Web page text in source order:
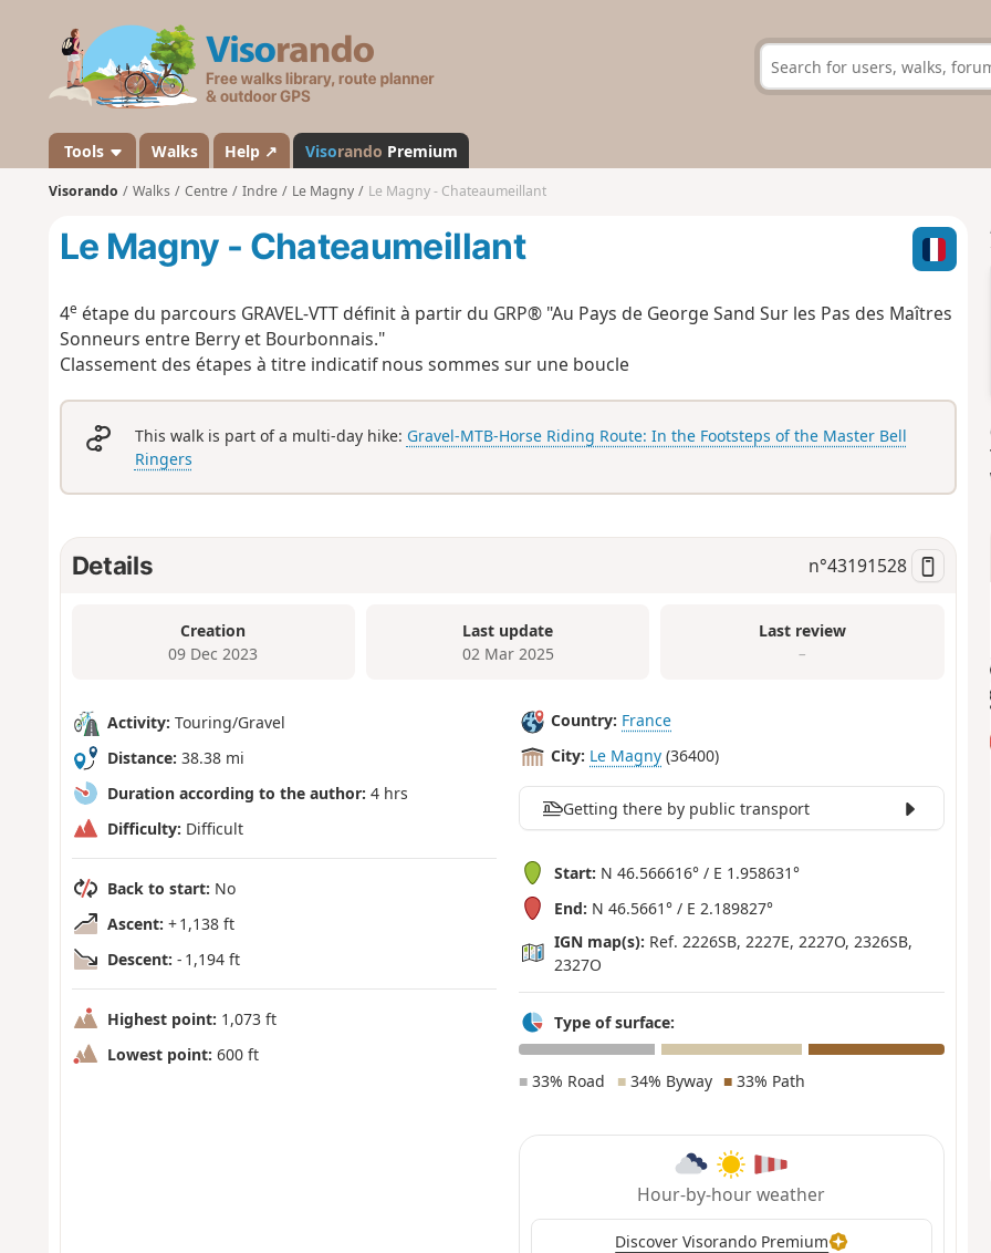
s
a
n
d
Tools Walks Help ↗ Visorando Premium
Visorando Walks Centre Indre Le Magny Le Magny - Chateaumeillant
Le Magny - Chateaumeillant
4e étape du parcours GRAVEL-VTT définit à partir du GRP® "Au Pays de George Sand Sur les Pas des Maîtres
Sonneurs entre Berry et Bourbonnais."
Classement des étapes à titre indicatif nous sommes sur une boucle
This walk is part of a multi-day hike: Gravel-MTB-Horse Riding Route: In the Footsteps of the Master Bell
Ringers
Details n°43191528
Creation
09 Dec 2023
Last update
02 Mar 2025
Last review
–
Activity: Touring/Gravel
Distance: 38.38 mi
Duration according to the author: 4 hrs
Difficulty: Difficult
Back to start: No
Ascent: + 1,138 ft
Descent: - 1,194 ft
Highest point: 1,073 ft
Lowest point: 600 ft
Country: France
City: Le Magny (36400)
Getting there by public transport
Start: N 46.566616° / E 1.958631°
End: N 46.5661° / E 2.189827°
IGN map(s): Ref. 2226SB, 2227E, 2227O, 2326SB,
2327O
Type of surface:
■ 33% Road ■34% Byway ■33% Path
Hour-by-hour weather
Discover Visorando Premium